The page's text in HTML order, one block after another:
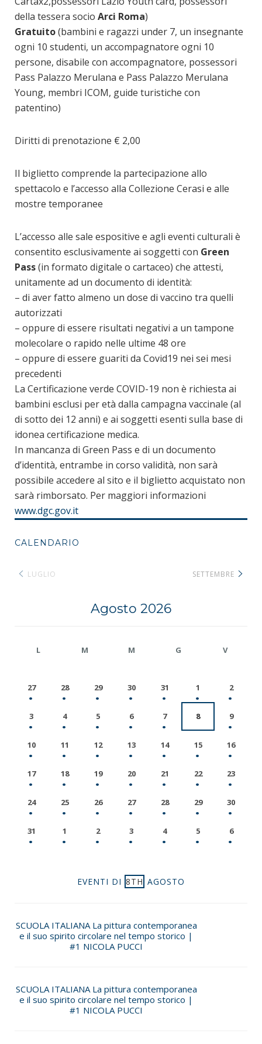
della tessera socio Arci Roma)
Gratuito(bambini e ragazzi under 7, un insegnante
ogni 10 studenti, un accompagnatore ogni 10
persone, disabile con accompagnatore, possessori
Pass Palazzo Merulana e Pass Palazzo Merulana
Young, membri ICOM, guide turistiche con
patentino)
Diritti di prenotazione € 2,00
Il biglietto comprende la partecipazione allo
spettacolo e l’accesso alla Collezione Cerasi e alle
mostre temporanee
L’accesso alle sale espositive e agli eventi culturali è
consentito esclusivamente ai soggetti con Green
Pass(in formato digitale o cartaceo) che attesti,
unitamente ad un documento di identità:
– di aver fatto almeno un dose di vaccino tra quelli
autorizzati
– oppure di essere risultati negativi a un tampone
molecolare o rapido nelle ultime 48 ore
– oppure di essere guariti da Covid19 nei sei mesi
precedenti
La Certificazione verde COVID-19 non è richiesta ai
bambini esclusi per età dalla campagna vaccinale (al
di sotto dei 12 anni) e ai soggetti esenti sulla base di
idonea certificazione medica.
In mancanza di Green Pass e di un documento
d’identità, entrambe in corso validità, non sarà
possibile accedere al sito e il biglietto acquistato non
sarà rimborsato. Per maggiori informazioni
www.dgc.gov.it
CALENDARIO
LUGLIO
Agosto 2026
SETTEMBRE
L M M G V
27 28 29 30 31 1 2
3 4 5 6 7 8 9
10 11 12 13 14 15 16
17 18 19 20 21 22 23
24 25 26 27 28 29 30
31 1 2 3 4 5 6
EVENTI DI 8TH AGOSTO
SCUOLA ITALIANA La pittura contemporanea
e il suo spirito circolare nel tempo storico |
#1 NICOLA PUCCI
SCUOLA ITALIANA La pittura contemporanea
e il suo spirito circolare nel tempo storico |
#1 NICOLA PUCCI